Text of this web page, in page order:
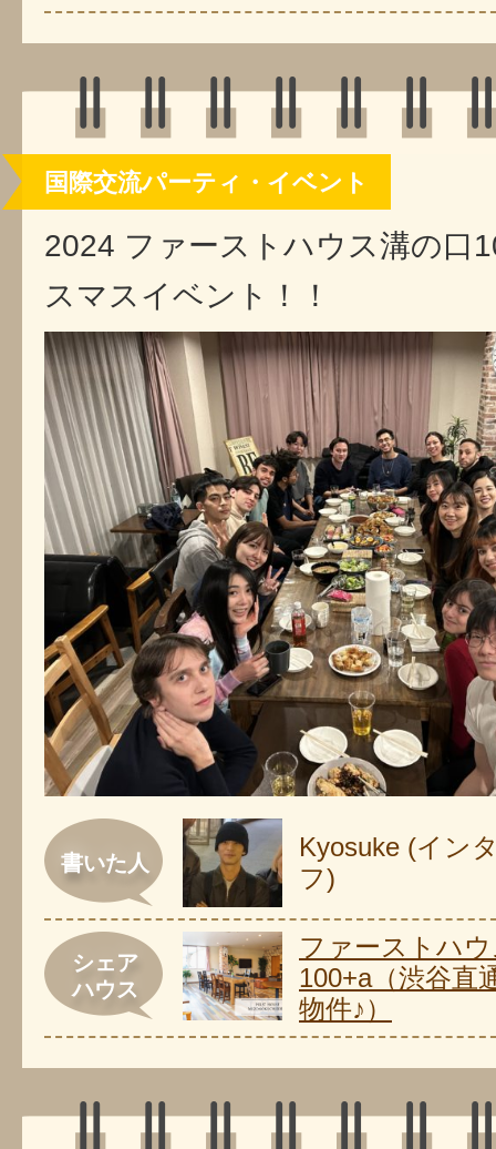
国際交流パーティ・イベント
2024 ファーストハウス溝の口
スマスイベント！！
書いた人
Kyosuke (イン
フ)
シェア
ハウス
ファーストハ
100+a（渋谷直
物件♪）